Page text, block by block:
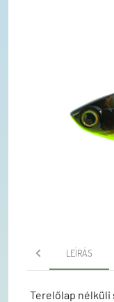
LEÍRÁS
Terelőlap nélküli